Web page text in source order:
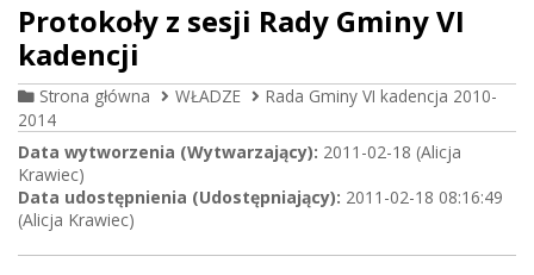
Protokoły z sesji Rady Gminy VI
kadencji
Strona główna WŁADZE
Rada Gminy VI kadencja 2010-
2014
Data wytworzenia (Wytwarzający): 2011-02-18 (Alicja
Krawiec)
Data udostępnienia (Udostępniający): 2011-02-18 08:16:49
(Alicja Krawiec)